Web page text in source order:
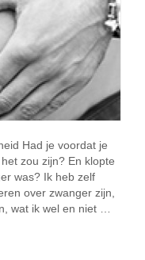
Had je voordat je
zou zijn? En klopte
was? Ik heb zelf
over zwanger zijn,
wat ik wel en niet …